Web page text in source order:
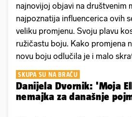
najnovijoj objavi na društvenim
najpoznatija influencerica ovih
veliku promjenu. Svoju plavu
ružičastu boju. Kako promjena
novu boju odlučila je i malo
SKUPA SU NA BRAČU
Danijela Dvornik: 'Moja
nemajka za današnje